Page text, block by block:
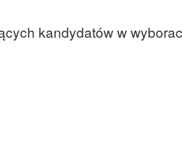
kandydatów w